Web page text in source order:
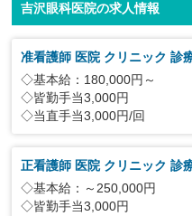
吉沢眼科医院の求人情報
准看護師 医院 クリニック 診
◇基本給：180,000円～
◇皆勤手当3,000円
◇当直手当3,000円/回
正看護師 医院 クリニック 診
◇基本給：～250,000円
◇皆勤手当3,000円